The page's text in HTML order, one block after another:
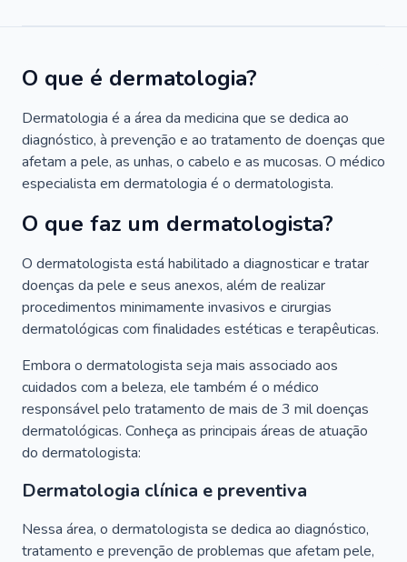
O que é dermatologia?
Dermatologia é a área da medicina que se dedica ao
diagnóstico, à prevenção e ao tratamento de doenças que
afetam a pele, as unhas, o cabelo e as mucosas. O médico
especialista em dermatologia é o dermatologista.
O que faz um dermatologista?
O dermatologista está habilitado a diagnosticar e tratar
doenças da pele e seus anexos, além de realizar
procedimentos minimamente invasivos e cirurgias
dermatológicas com finalidades estéticas e terapêuticas.
Embora o dermatologista seja mais associado aos
cuidados com a beleza, ele também é o médico
responsável pelo tratamento de mais de 3 mil doenças
dermatológicas. Conheça as principais áreas de atuação
do dermatologista:
Dermatologia clínica e preventiva
Nessa área, o dermatologista se dedica ao diagnóstico,
tratamento e prevenção de problemas que afetam pele,